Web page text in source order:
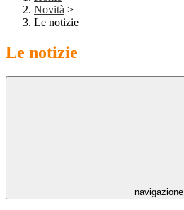
Novità >
Le notizie
Le notizie
navigazione